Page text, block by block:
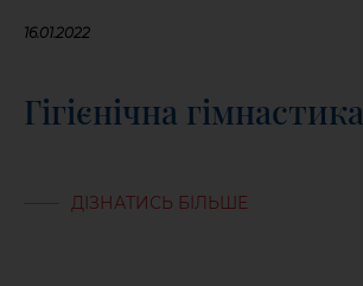
16.01.2022
Гігієнічна гімнастика
ДІЗНАТИСЬ БІЛЬШЕ